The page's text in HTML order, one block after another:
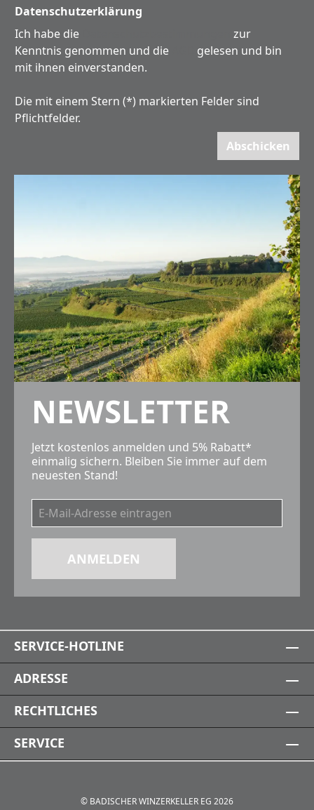
Datenschutzerklärung
Ich habe die
zur
Kenntnis genommen und die
gelesen und bin
mit ihnen einverstanden.
Die mit einem Stern (*) markierten Felder sind
Pflichtfelder.
Abschicken
NEWSLETTER
Jetzt kostenlos anmelden und 5% Rabatt*
einmalig sichern. Bleiben Sie immer auf dem
neuesten Stand!
ANMELDEN
SERVICE-HOTLINE
ADRESSE
RECHTLICHES
SERVICE
© BADISCHER WINZERKELLER EG 2026